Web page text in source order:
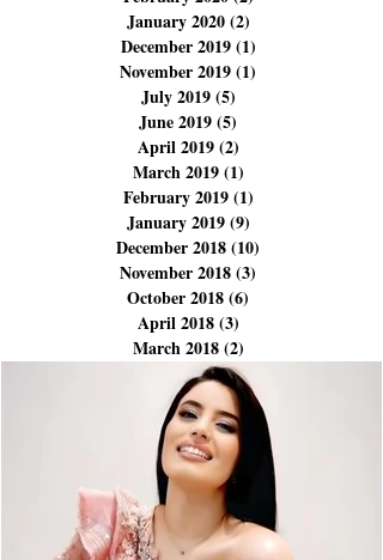
August 2023 (1)1 post
January 2023(1)1 post
February 2020 (2)2 posts
January 2020(2)
December 2019(1)
November 2019(1)
July 2019 (5)5 posts
June 2019(5)5 posts
April 2019(2)2 posts
March 2019(1)1 post
February 2019 (1)1 post
January 2019 (9)
December 2018(10)
November 2018(3)
October 2018(6)
April 2018
(3)3 posts
March 2018(2) 2 posts